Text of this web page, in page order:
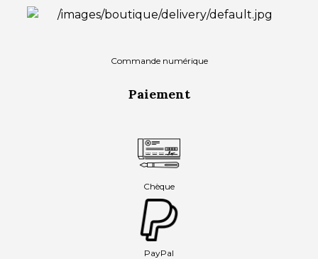
Commande numérique
Paiement
Chèque
PayPal